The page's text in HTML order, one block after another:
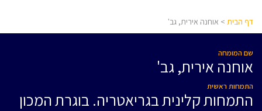
דף הבית > אוחנה אירית, גב'
שם המומחה
אוחנה אירית, גב'
התמחות ראשית
התמחות קלינית בגריאטריה. בוגרת המכון